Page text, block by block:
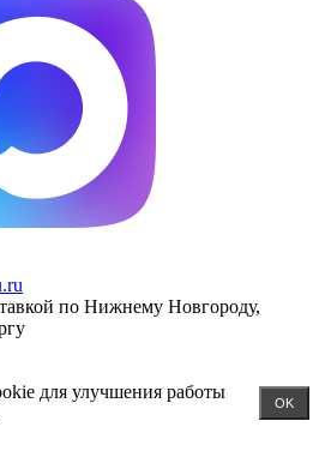
по Нижнему Новгороду,
для улучшения работы
OK